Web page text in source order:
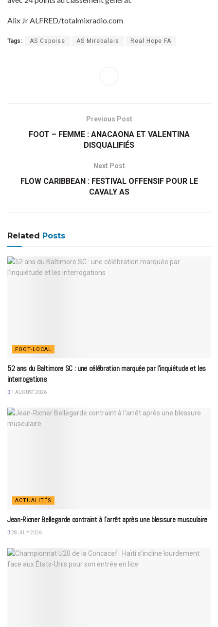
Alix Jr ALFRED/totalmixradio.com
Tags: AS Capoise AS Mirebalais Real Hope FA
Previous Post
FOOT – FEMME : ANACAONA ET VALENTINA
DISQUALIFIÉS
Next Post
FLOW CARIBBEAN : FESTIVAL OFFENSIF POUR LE
CAVALY AS
Related Posts
FOOT-LOCAL
52 ans du Baltimore SC : une célébration marquée par l’inquiétude et les
interrogations
1 AUGUST 2026
ACTUALITÉS
Jean-Ricner Bellegarde contraint à l’arrêt après une blessure musculaire
28 JULY 2026